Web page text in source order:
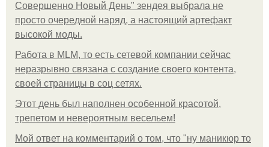
Совершенно Новый День" зендея выбрала не
просто очередной наряд, а настоящий артефакт
высокой моды.
Работа в MLM, то есть сетевой компании сейчас
неразрывно связана с создание своего контента,
своей страницы в соц сетях.
Этот день был наполнен особенной красотой,
трепетом и невероятным весельем!
Мой ответ на комментарий о том, что "ну маникюр то